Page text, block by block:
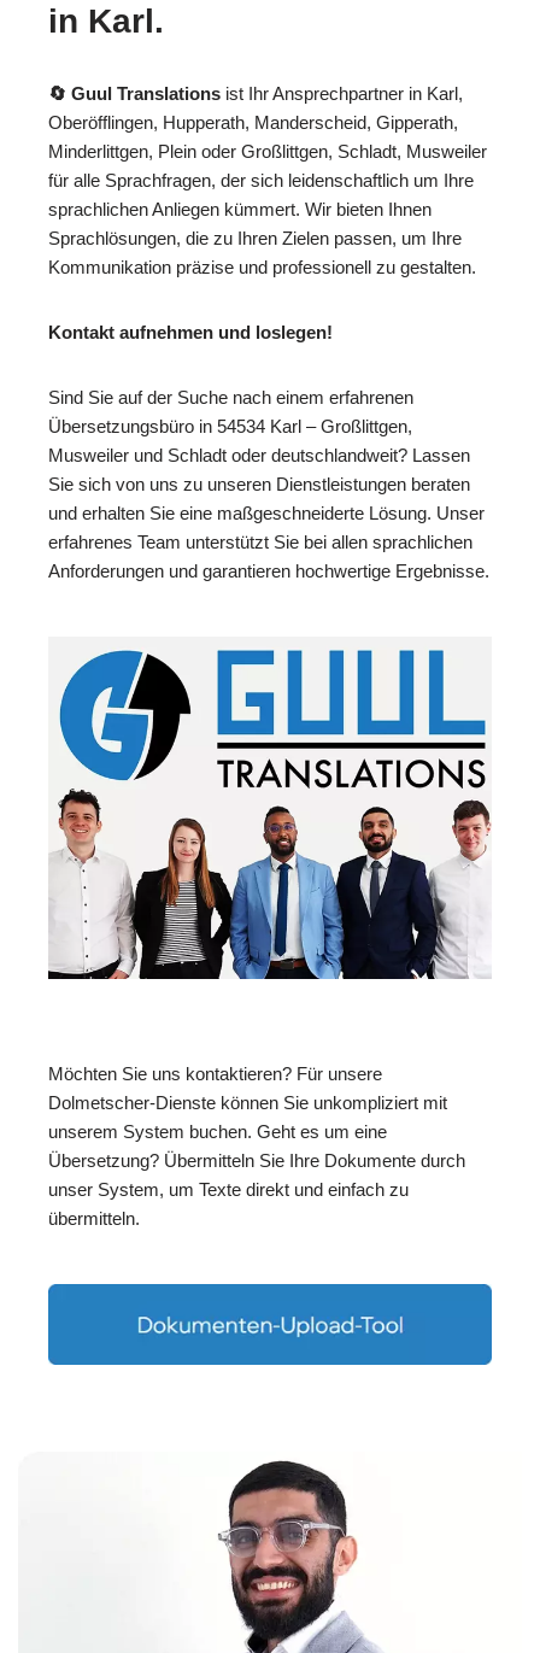
in Karl.
🔄 Guul Translations ist Ihr Ansprechpartner in Karl,
Oberöfflingen, Hupperath, Manderscheid, Gipperath,
Minderlittgen, Plein oder Großlittgen, Schladt, Musweiler
für alle Sprachfragen, der sich leidenschaftlich um Ihre
sprachlichen Anliegen kümmert. Wir bieten Ihnen
Sprachlösungen, die zu Ihren Zielen passen, um Ihre
Kommunikation präzise und professionell zu gestalten.
Kontakt aufnehmen und loslegen!
Sind Sie auf der Suche nach einem erfahrenen
Übersetzungsbüro in 54534 Karl – Großlittgen,
Musweiler und Schladt oder deutschlandweit? Lassen
Sie sich von uns zu unseren Dienstleistungen beraten
und erhalten Sie eine maßgeschneiderte Lösung. Unser
erfahrenes Team unterstützt Sie bei allen sprachlichen
Anforderungen und garantieren hochwertige Ergebnisse.
Möchten Sie uns kontaktieren? Für unsere
Dolmetscher-Dienste können Sie unkompliziert mit
unserem System buchen. Geht es um eine
Übersetzung? Übermitteln Sie Ihre Dokumente durch
unser System, um Texte direkt und einfach zu
übermitteln.